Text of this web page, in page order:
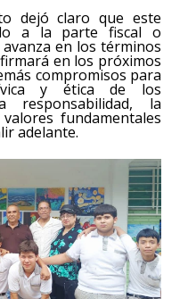
dejó claro que este
a la parte fiscal o
en los términos
en los próximos
compromisos para
y ética de los
responsabilidad, la
fundamentales
adelante.